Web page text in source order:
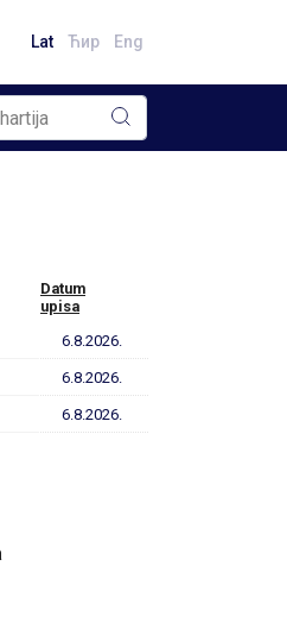
Lat Ћир Eng
Datum
upisa
6.8.2026.
6.8.2026.
6.8.2026.